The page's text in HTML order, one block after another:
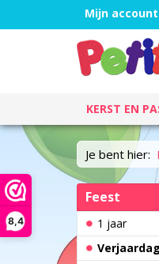
8,4
Mijn account
KERST EN
Je bent hier:
Feest
1 jaar